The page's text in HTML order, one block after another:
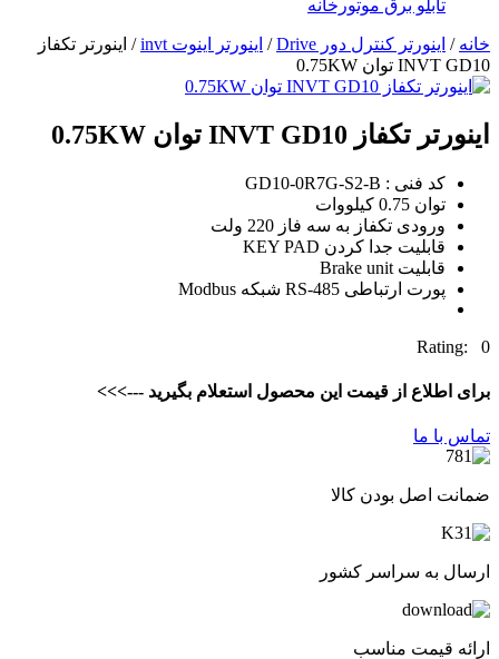
تابلو برق موتورخانه
خانه / اینورتر کنترل دور Drive / اینورتر اینوت invt
/ اينورتر تكفاز
INVT GD10 توان 0.75KW
اينورتر تكفاز INVT GD10 توان 0.75KW
کد فنی : GD10-0R7G-S2-B
توان 0.75 کیلووات
ورودی تکفاز به سه فاز 220 ولت
قابليت جدا كردن KEY PAD
قابلیت Brake unit
پورت ارتباطی RS-485 شبکه Modbus
Rating: 0
برای اطلاع از قیمت این محصول استعلام بگیرید --->>>
تماس با ما
ضمانت اصل بودن کالا
ارسال به سراسر کشور
ارائه قیمت مناسب